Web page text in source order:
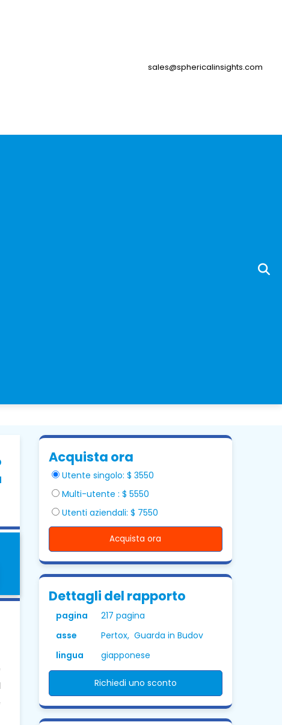
sales@sphericalinsights.com
Acquista ora
Utente singolo: $ 3550
Multi-utente : $ 5550
Utenti aziendali: $ 7550
Acquista ora
Dettagli del rapporto
pagina
217 pagina
asse
Pertox, Guarda in Budov
lingua
giapponese
Richiedi uno sconto